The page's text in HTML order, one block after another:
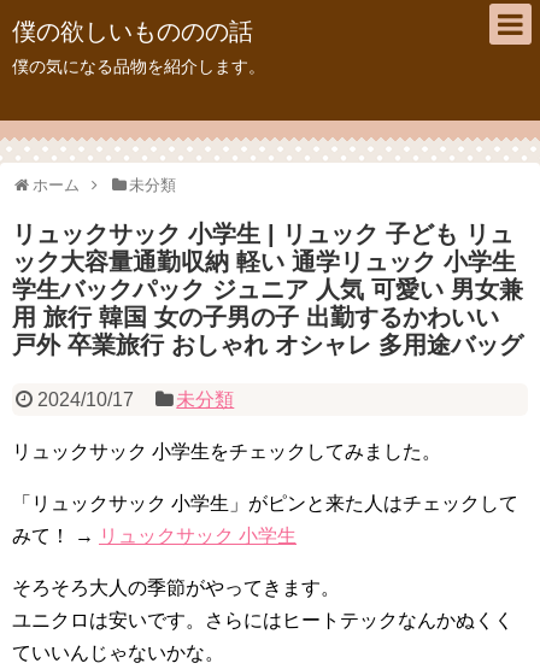
僕の欲しいもののの話
僕の気になる品物を紹介します。
ホーム 未分類
リュックサック 小学生 | リュック 子ども リュ
ック大容量通勤収納 軽い 通学リュック 小学生
学生バックパック ジュニア 人気 可愛い 男女兼
用 旅行 韓国 女の子男の子 出勤するかわいい
戸外 卒業旅行 おしゃれ オシャレ 多用途バッグ
2024/10/17 未分類
リュックサック 小学生をチェックしてみました。
「リュックサック 小学生」がピンと来た人はチェックして
みて！ → リュックサック 小学生
そろそろ大人の季節がやってきます。
ユニクロは安いです。さらにはヒートテックなんかぬくく
ていいんじゃないかな。